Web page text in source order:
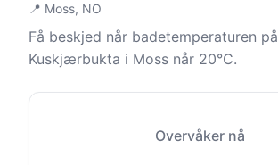
📍 Moss, NO
Få beskjed når badetemperaturen på
Kuskjærbukta i Moss når 20°C.
Overvåker nå